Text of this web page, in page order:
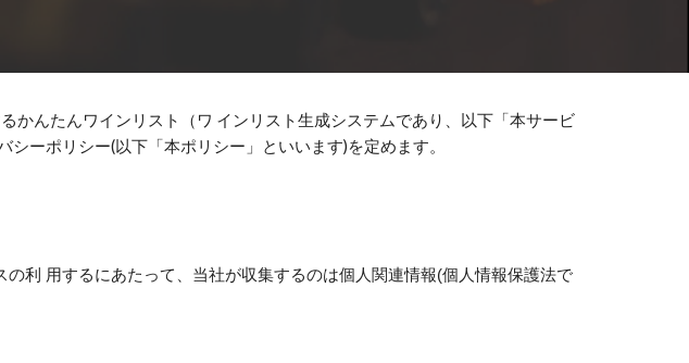
かんたんワインリスト（ワ インリスト生成システムであり、以下「本サービ
ーポリシー(以下「本ポリシー」といいます)を定めます。
利 用するにあたって、当社が収集するのは個人関連情報(個人情報保護法で